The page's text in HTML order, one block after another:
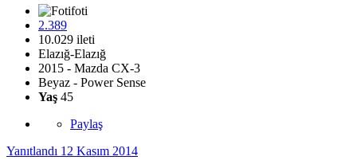
2.389
10.029 ileti
Elazığ-Elazığ
2015 - Mazda CX-3
Beyaz - Power Sense
Yaş 45
Paylaş
Yanıtlandı 12 Kasım 2014